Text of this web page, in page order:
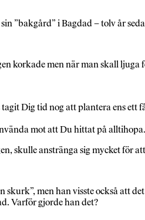
”bakgård” i Bagdad – tolv år
korkade men när man skall
Dig tid nog att plantera ens ett
mot att Du hittat på alltihopa.
skulle anstränga sig mycket för
men han visste också att
Varför gjorde han det?